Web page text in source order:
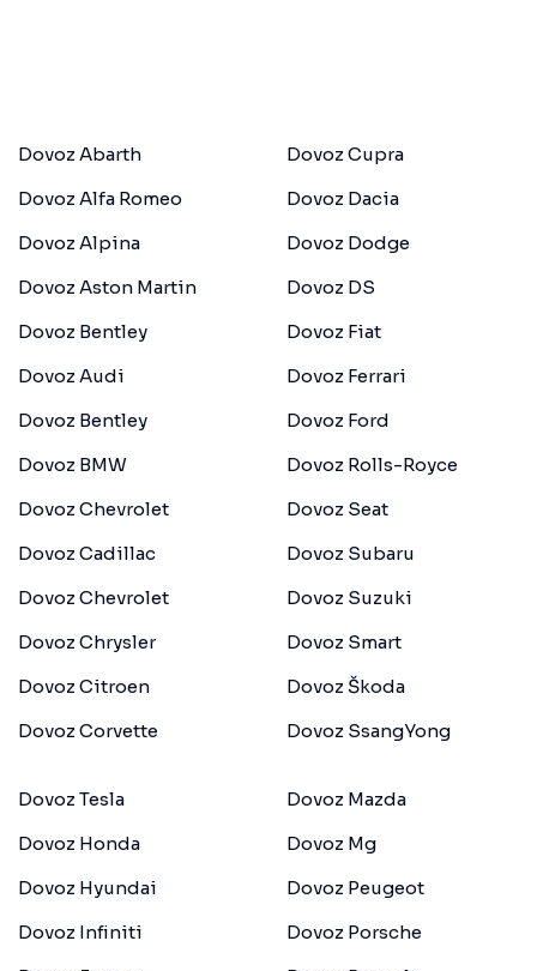
Dovoz Abarth
Dovoz Alfa Romeo
Dovoz Alpina
Dovoz Aston Martin
Dovoz Bentley
Dovoz Audi
Dovoz Bentley
Dovoz BMW
Dovoz Chevrolet
Dovoz Cadillac
Dovoz Chevrolet
Dovoz Chrysler
Dovoz Citroen
Dovoz Corvette
Dovoz Cupra
Dovoz Dacia
Dovoz Dodge
Dovoz DS
Dovoz Fiat
Dovoz Ferrari
Dovoz Ford
Dovoz Rolls-Royce
Dovoz Seat
Dovoz Subaru
Dovoz Suzuki
Dovoz Smart
Dovoz Škoda
Dovoz SsangYong
Dovoz Tesla
Dovoz Honda
Dovoz Hyundai
Dovoz Infiniti
Dovoz Mazda
Dovoz Mg
Dovoz Peugeot
Dovoz Porsche